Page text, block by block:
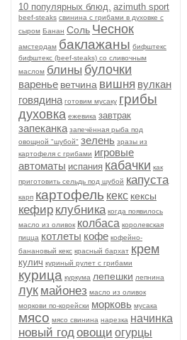
10 популярных блюд. azimuth sport
beef-stеаks cвинина с грибами в духовке с
сыром Банан Соль Чеснок
амстердам баклажаны бифштекс
бифштекс (beef-stеаks) со сливочным
маслом блины булочки
варенье ветчина вишня вулкан
говядина готовим мусаку грибы
духовка ежевика завтрак
запеканка запечённая рыба под
овощной "шубой" зелень зразы из
картофеля с грибами игровые
автоматы испания кабачки как
приготовить сельдь под шубой капуста
карп картофель кекс кексы
кефир клубника когда появилось
масло из оливок колбаса королевская
пицца котлеты кофе кофейно-
банановый кекс красный бархат крем
кулич куриный рулет с грибами
курица куркума лепешки лепнина
лук майонез масло из оливок
моркови по-корейски морковь мусака
мясо мясо свинина нарезка начинка
новый годовощи огурцы